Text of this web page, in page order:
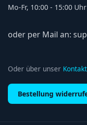
Mo-Fr, 10:00 - 15:00 Uhr
oder per Mail an:
Oder über unser
Bestellung